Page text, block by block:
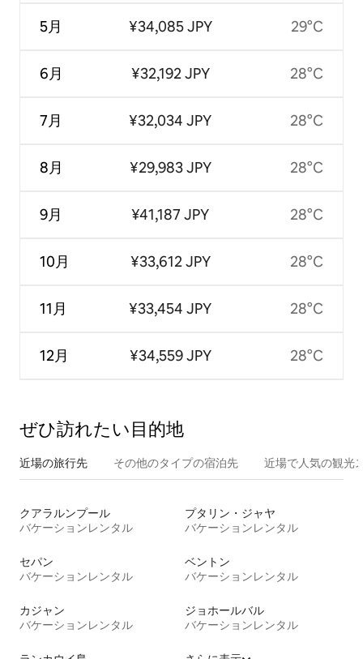
5月
6月
7月
8月
9月
10月
11月
12月
¥34,085 JPY
¥32,192 JPY
¥32,034 JPY
¥29,983 JPY
¥41,187 JPY
¥33,612 JPY
¥33,454 JPY
¥34,559 JPY
29°C
28°C
28°C
28°C
28°C
28°C
28°C
28°C
ぜひ訪⁠れ⁠た⁠い目⁠的⁠地
近場の旅行先 その他のタ⁠イ⁠プ⁠の宿⁠泊⁠先 近場で人気の観光
クアラルンプール
バケーションレンタル
プタリン・ジャヤ
バケーションレンタル
セパン
バケーションレンタル
ベントン
バケーションレンタル
カジャン
バケーションレンタル
ジョホールバル
バケーションレンタル